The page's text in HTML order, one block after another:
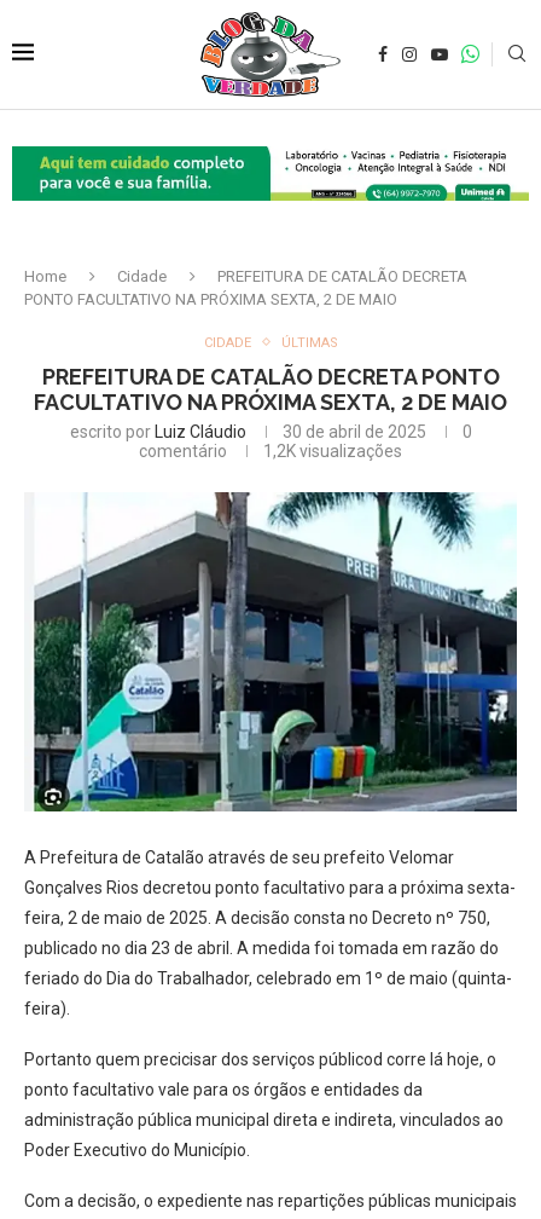
Home Cidade
PREFEITURA DE CATALÃO DECRETA
PONTO FACULTATIVO NA PRÓXIMA SEXTA, 2 DE MAIO
CIDADE ÚLTIMAS
PREFEITURA DE CATALÃO DECRETA PONTO
FACULTATIVO NA PRÓXIMA SEXTA, 2 DE MAIO
escrito por Luiz Cláudio 30 de abril de 2025
0
comentário
1,2Kvisualizações
A Prefeitura de Catalão através de seu prefeito Velomar
Gonçalves Rios decretou ponto facultativo para a próxima sexta-
feira, 2 de maio de 2025. A decisão consta no Decreto nº 750,
publicado no dia 23 de abril. A medida foi tomada em razão do
feriado do Dia do Trabalhador, celebrado em 1º de maio (quinta-
feira).
Portanto quem precicisar dos serviços públicod corre lá hoje, o
ponto facultativo vale para os órgãos e entidades da
administração pública municipal direta e indireta, vinculados ao
Poder Executivo do Município.
Com a decisão, o expediente nas repartições públicas municipais